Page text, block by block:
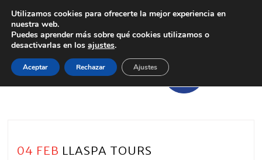
04 FEB LLASPA TOURS
Utilizamos cookies para ofrecerte la mejor experiencia en
nuestra web.
Puedes aprender más sobre qué cookies utilizamos o
desactivarlas en los ajustes.
Aceptar Rechazar Ajustes